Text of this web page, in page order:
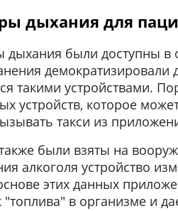
дыхания для
дыхания были доступны
демократизировали
такими устройствами.
устройств, которое
такси из
были взяты на
алкоголя устройство
этих данных
в организме и